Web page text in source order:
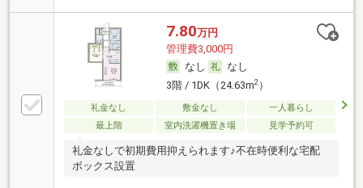
7.80万円
管理費3,000円
なし
なし
3階 / 1DK（24.63m2）
礼金なし 敷金なし
一人暮らし
最上階
室内洗濯機置き場 見学予約可
礼金なしで初期費用抑えられます♪不在時便利な宅配
ボックス設置